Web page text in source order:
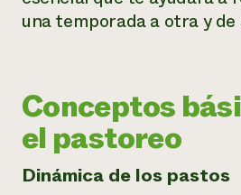
una temporada a otra y de
Conceptos
el pastoreo
Dinámica de los pastos